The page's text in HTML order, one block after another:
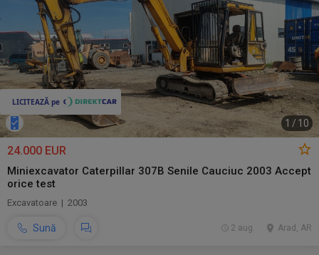
1 / 10
24.000 EUR
Miniexcavator Caterpillar 307B Senile Cauciuc 2003 Accept
orice test
Excavatoare | 2003
Sună Arad, AR
2 aug.